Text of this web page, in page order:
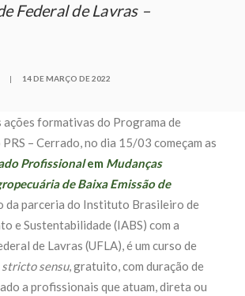
Federal de Lavras –
| 14 DE MARÇO DE 2022
ações formativas do Programa de
– Cerrado, no dia 15/03 começam as
Profissionalem Mudanças
de Baixa Emissão de
da parceria do Instituto Brasileiro de
e Sustentabilidade (IABS) com a
de Lavras (UFLA), é um curso de
stricto sensu, gratuito, com duração de
a profissionais que atuam, direta ou